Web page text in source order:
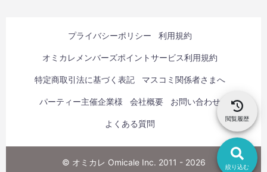
絞り込む
閲覧履歴
プライバシーポリシー 利用規約
オミカレメンバーズポイントサービス利用規約
特定商取引法に基づく表記 マスコミ関係者さまへ
パーティー主催企業様 会社概要 お問い合わせ
よくある質問
© オミカレ Omicale Inc. 2011 - 2026